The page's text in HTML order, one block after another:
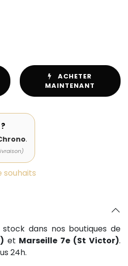
ACHETER
MAINTENANT
.
souhaits
stock dans nos boutiques de
et Marseille 7e (St Victor).
24h.